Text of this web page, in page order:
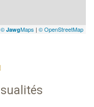
© JawgMaps | © OpenStreetMap